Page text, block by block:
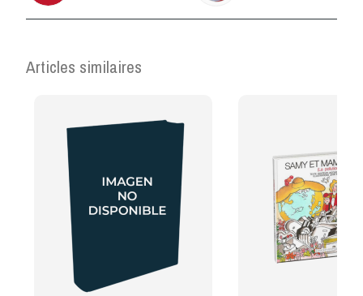
Articles similaires